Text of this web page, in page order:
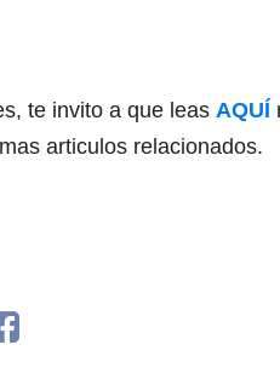
te invito a que leas AQUÍ
articulos relacionados.